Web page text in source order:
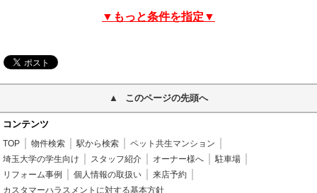
▼もっと条件を指定▼
このページの先頭へ
コンテンツ
TOP 物件検索 駅から検索
ペット共生マンション
埼玉大学の学生向け
スタッフ紹介 オーナー様へ
駐車場
リフォーム事例
個人情報の取扱い
来店予約
カスタマーハラスメントに対する基本方針